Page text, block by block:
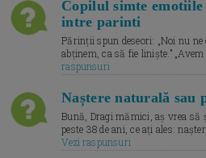
Copilul simte
intre parinti
Părinții spun deseori: „Noi nu
abținem, ca să fie liniște.”
raspunsuri
Naștere naturală sau
Bună, Dragi mămici, aș vrea să
peste 38 de ani, ce ați ales:
Vezi raspunsuri